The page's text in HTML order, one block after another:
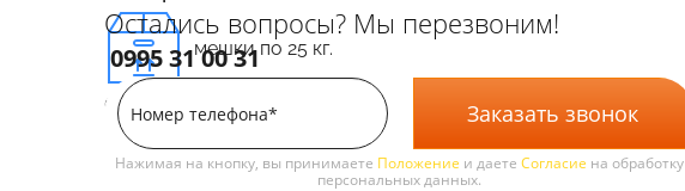
мешки по 25 кг.
Оставьте заявку, чтобы узнать цену:
Остались вопросы? Мы перезвоним!
0995 31 00 31
Заказать звонок
Нажимая на кнопку, вы принимаете Положение и даете Согласие на обработку
персональных данных.